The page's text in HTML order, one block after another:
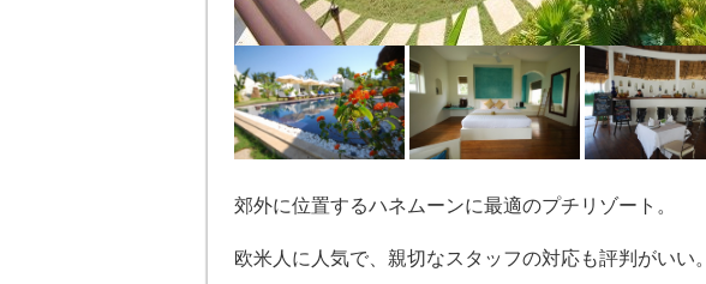
郊外に位置するハネムーンに最適のプチリゾート。
欧米人に人気で、親切なスタッフの対応も評判がいい。